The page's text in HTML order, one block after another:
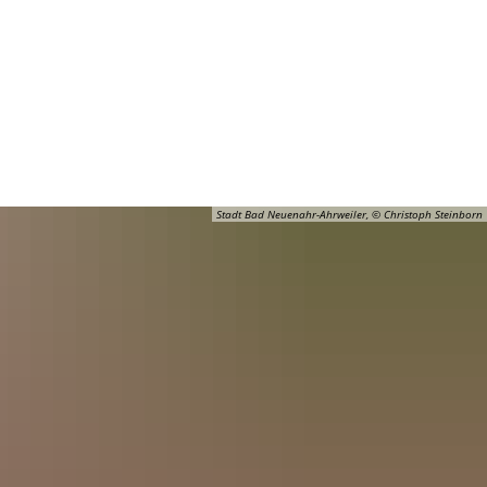
Stadt Bad Neuenahr-Ahrweiler, © Christoph Steinborn